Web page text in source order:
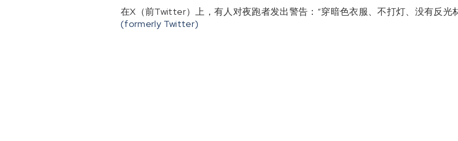
在X（前Twitter）上，有人对夜跑者发出警告：“穿暗色衣服、不打灯、没有反光材
(formerly Twitter)